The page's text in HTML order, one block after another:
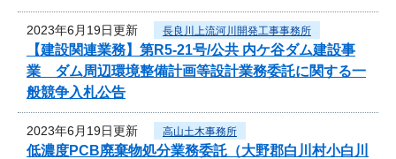
2023年6月19日更新 長良川上流河川開発工事事務所
【建設関連業務】第R5-21号/公共 内ケ谷ダム建設事
業 ダム周辺環境整備計画等設計業務委託に関する一
般競争入札公告
2023年6月19日更新 高山土木事務所
低濃度PCB廃棄物処分業務委託（大野郡白川村小白川